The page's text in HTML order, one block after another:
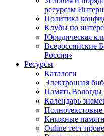
ресурсам
Политика
Клубы по
Юридическая
Всероссийские
Россия»
Ресурсы
Каталоги
Электронная
Память Вологды
Календарь
Книжные
Online тест